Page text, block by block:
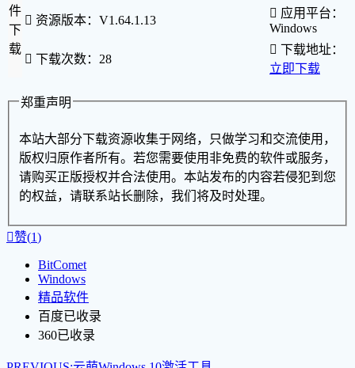
件
下
载
 资源版本：V1.64.1.13
 应用平台：
Windows
 下载次数：28
 下载地址：
立即下载
郑重声明
本站大部分下载资源收集于网络，只做学习和交流使用，
版权归原作者所有。若您需要使用非免费的软件或服务，
请购买正版授权并合法使用。本站发布的内容若侵犯到您
的权益，请联系站长删除，我们将及时处理。
赞(1)
BitComet
Windows
精品软件
百度已收录
360已收录